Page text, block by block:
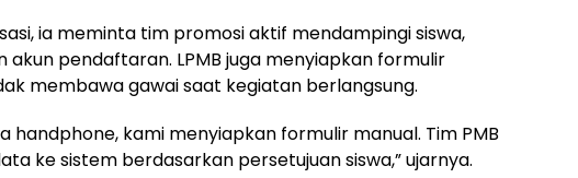
ia meminta tim promosi aktif mendampingi siswa,
pendaftaran. LPMB juga menyiapkan formulir
membawa gawai saat kegiatan berlangsung.
handphone, kami menyiapkan formulir manual. Tim PMB
ke sistem berdasarkan persetujuan siswa,” ujarnya.